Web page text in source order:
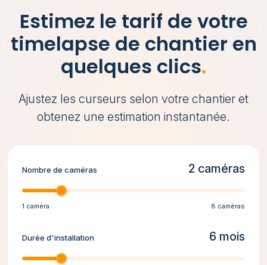
Estimez le tarif de votre
timelapse de chantier en
quelques clics.
Ajustez les curseurs selon votre chantier et
obtenez une estimation instantanée.
Nombre de caméras 2 caméras
1 caméra 8 caméras
Durée d'installation 6 mois